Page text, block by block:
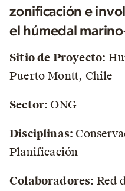
zonificación e
el húmedal
Sitio de Proyecto:
Puerto Montt, Chile
Sector: ONG
Disciplinas:
Planificación
Colaboradores: Red